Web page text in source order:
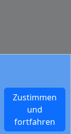
Zustimmen
und
fortfahren